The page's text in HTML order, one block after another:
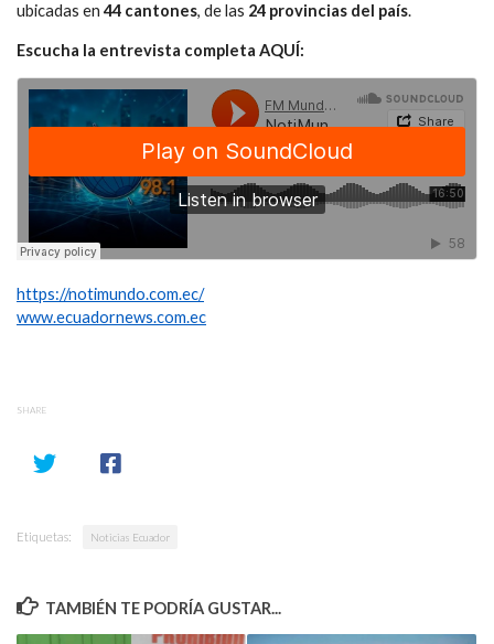
ubicadas en 44 cantones, de las 24 provincias del país.
Escucha la entrevista completa AQUÍ:
https://notimundo.com.ec/
www.ecuadornews.com.ec
SHARE
Etiquetas: Noticias Ecuador
TAMBIÉN TE PODRÍA GUSTAR...